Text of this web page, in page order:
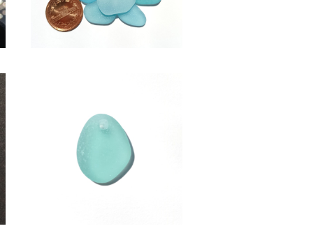
アクセサリー用シーグラス素材
(水色系) AS-20